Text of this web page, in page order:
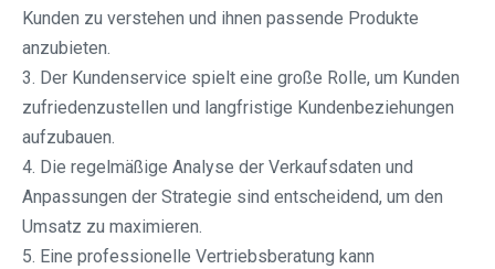
Kunden zu verstehen und ihnen passende Produkte
anzubieten.
3. Der Kundenservice spielt eine große Rolle, um Kunden
zufriedenzustellen und langfristige Kundenbeziehungen
aufzubauen.
4. Die regelmäßige Analyse der Verkaufsdaten und
Anpassungen der Strategie sind entscheidend, um den
Umsatz zu maximieren.
5. Eine professionelle Vertriebsberatung kann